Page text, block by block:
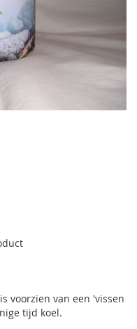
voorzien van een 'vissen
tijd koel.